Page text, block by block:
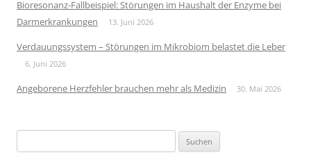
Bioresonanz-Fallbeispiel: Störungen im Haushalt der Enzyme bei
Darmerkrankungen
13. Juni 2026
Verdauungssystem – Störungen im Mikrobiom belastet die Leber
6. Juni 2026
Angeborene Herzfehler brauchen mehr als Medizin 30. Mai 2026
nach: